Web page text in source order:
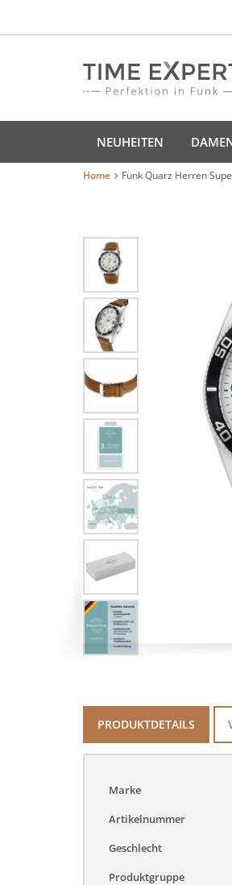
NEUHEITEN
Home Funk Quarz Herren
PRODUKTDETAILS
Marke
Artikelnummer
Geschlecht
Produktgruppe